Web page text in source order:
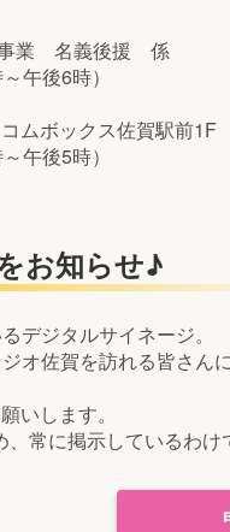
業 名義後援 係
午後6時）
ボックス佐賀駅前
午後5時）
お知らせ♪
デジタルサイネージ。
オ佐賀を訪れる皆さん
いします。
常に掲示しているわけ